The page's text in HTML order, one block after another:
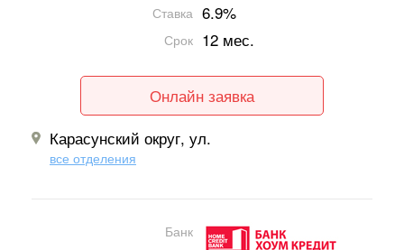
Ставка 6.9%
Срок 12 мес.
Онлайн заявка
Карасунский округ, ул.
все отделения
Банк